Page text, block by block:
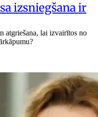
izsniegšana ir
atgriešana, lai izvairītos no